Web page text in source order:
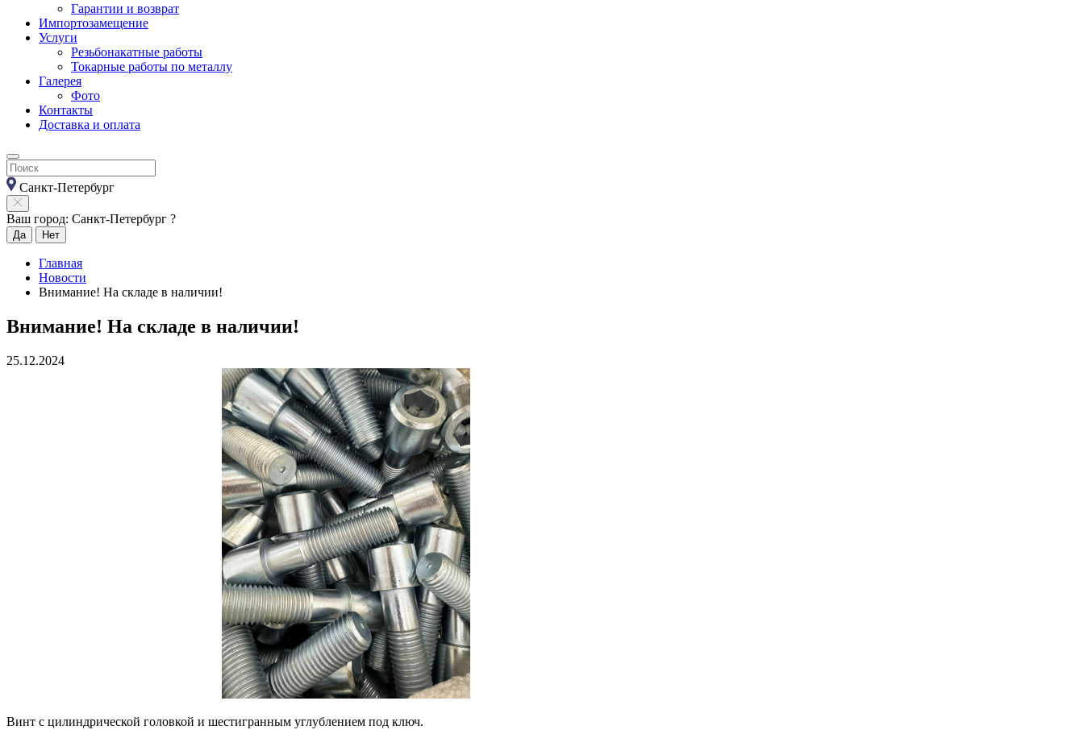
Гарантии и возврат
Импортозамещение
Услуги
Резьбонакатные работы
Токарные работы по металлу
Галерея
Фото
Контакты
Доставка и оплата
Санкт-Петербург
Ваш город: Санкт-Петербург ?
Да Нет
Главная
Новости
Внимание! На складе в наличии!
Внимание! На складе в наличии!
25.12.2024
Винт с цилиндрической головкой и шестигранным углублением под ключ.